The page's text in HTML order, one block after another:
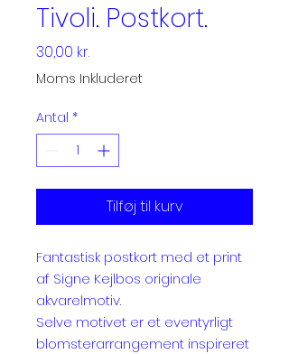
Tivoli. Postkort.
30,00 kr.Pris
Moms Inkluderet
Antal *
Tilføj til kurv
Fantastisk postkort med et print
af Signe Kejlbos originale
akvarelmotiv.
Selve motivet er et eventyrligt
blomsterarrangement inspireret